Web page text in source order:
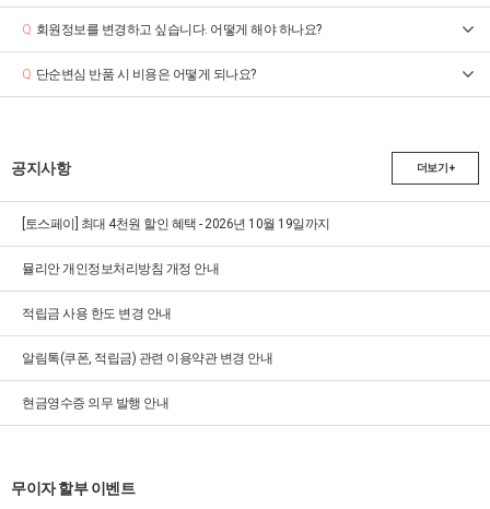
Q 회원정보를 변경하고 싶습니다. 어떻게 해야 하나요?
Q 단순변심 반품 시 비용은 어떻게 되나요?
공지사항 더보기 +
[토스페이] 최대 4천원 할인 혜택 - 2026년 10월 19일까지
뮬리안 개인정보처리방침 개정 안내
적립금 사용 한도 변경 안내
알림톡(쿠폰, 적립금) 관련 이용약관 변경 안내
현금영수증 의무 발행 안내
무이자 할부 이벤트